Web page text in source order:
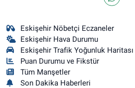
Eskişehir Nöbetçi Eczaneler
Eskişehir Hava Durumu
Eskişehir Trafik Yoğunluk Haritası
Puan Durumu ve Fikstür
Tüm Manşetler
Son Dakika Haberleri